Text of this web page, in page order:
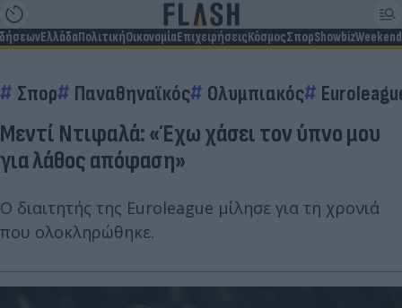
ΕλλάδαΠολιτικήΟικονομίαΕπιχειρήσειςΚόσμοςΣπορShowbizWeekend
Σπορ Παναθηναϊκός Ολυμπιακός
Μεντί Ντιφαλά: «Έχω χάσει τον ύπνο μου
για λάθος απόφαση»
Ο διαιτητής της Euroleague μίλησε για τη χρονιά
που ολοκληρώθηκε.